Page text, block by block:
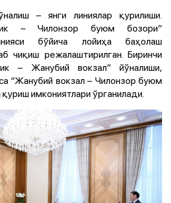
– янги линиялар қурилиши.
– Чилонзор буюм бозори”
бўйича лойиҳа баҳолаш
чиқиш режалаштирилган. Биринчи
– Жанубий вокзал” йўналиши,
“Жанубий вокзал – Чилонзор буюм
имкониятлари ўрганилади.